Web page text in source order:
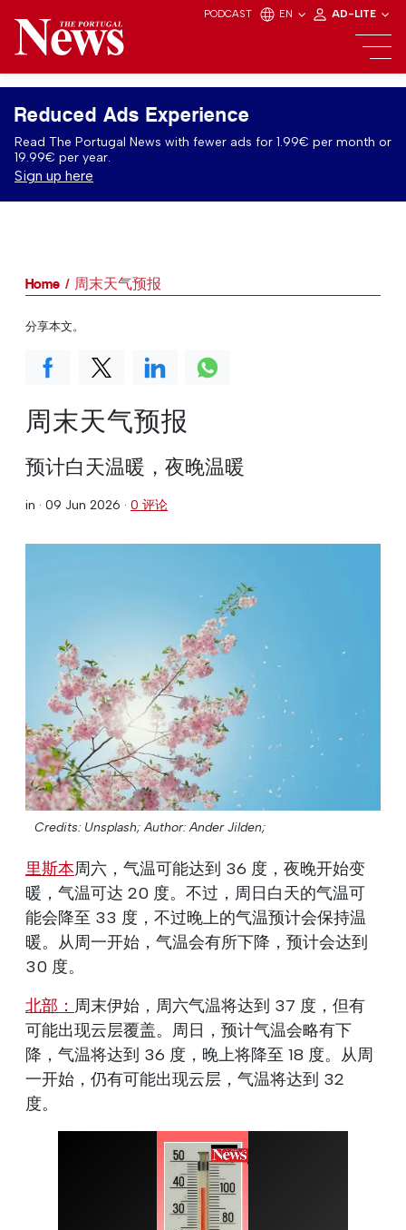
PODCAST EN AD-LITE
Reduced Ads Experience
Read The Portugal News with fewer ads for 1.99€ per month or
19.99€ per year.
Sign up here
Home 周末天气预报
周末天气预报
预计白天温暖，夜晚温暖
in · 09 Jun 2026 · 0 评论
Credits: Unsplash; Author: Ander Jilden;
里斯本周六，气温可能达到 36 度，夜晚开始变
暖，气温可达 20 度。不过，周日白天的气温可
能会降至 33 度，不过晚上的气温预计会保持温
暖。从周一开始，气温会有所下降，预计会达到
30 度。
北部： 周末伊始，周六气温将达到 37 度，但有
可能出现云层覆盖。周日，预计气温会略有下
降，气温将达到 36 度，晚上将降至 18 度。从周
一开始，仍有可能出现云层，气温将达到 32
度。
分享本文。